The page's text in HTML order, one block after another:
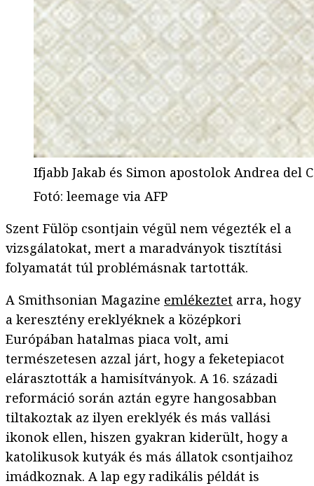
Ifjabb Jakab és Simon apostolok Andrea del
Fotó: leemage via AFP
Szent Fülöp csontjain végül nem végezték el a
vizsgálatokat, mert a maradványok tisztítási
folyamatát túl problémásnak tartották.
A Smithsonian Magazine emlékeztet arra, hogy
a keresztény ereklyéknek a középkori
Európában hatalmas piaca volt, ami
természetesen azzal járt, hogy a feketepiacot
elárasztották a hamisítványok. A 16. századi
reformáció során aztán egyre hangosabban
tiltakoztak az ilyen ereklyék és más vallási
ikonok ellen, hiszen gyakran kiderült, hogy a
katolikusok kutyák és más állatok csontjaihoz
imádkoznak. A lap egy radikális példát is